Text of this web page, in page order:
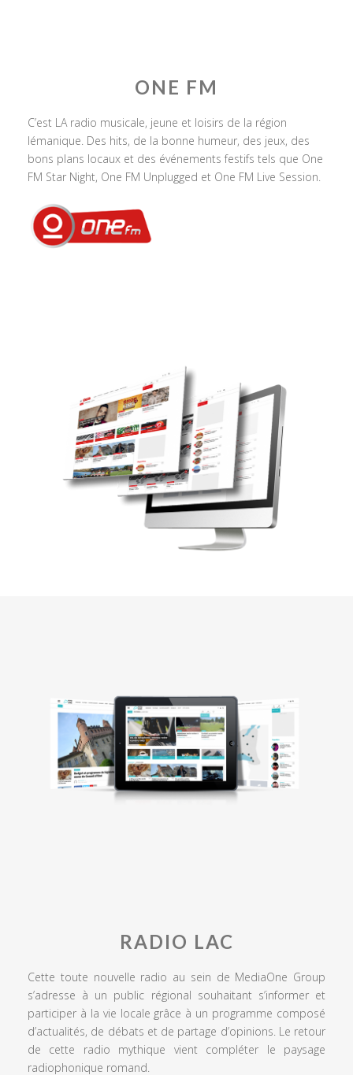
ONE FM
C’est LA radio musicale, jeune et loisirs de la région
lémanique. Des hits, de la bonne humeur, des jeux, des
bons plans locaux et des événements festifs tels que One
FM Star Night, One FM Unplugged et One FM Live Session.
RADIO LAC
Cette toute nouvelle radio au sein de MediaOne Group
s’adresse à un public régional souhaitant s’informer et
participer à la vie locale grâce à un programme composé
d’actualités, de débats et de partage d’opinions. Le retour
de cette radio mythique vient compléter le paysage
radiophonique romand.